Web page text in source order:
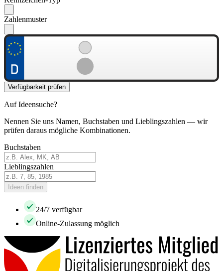
Zahlenmuster
Verfügbarkeit prüfen
Auf Ideensuche?
Nennen Sie uns Namen, Buchstaben und Lieblingszahlen — wir
prüfen daraus mögliche Kombinationen.
Buchstaben
Lieblingszahlen
Ideen finden
24/7 verfügbar
Online-Zulassung möglich